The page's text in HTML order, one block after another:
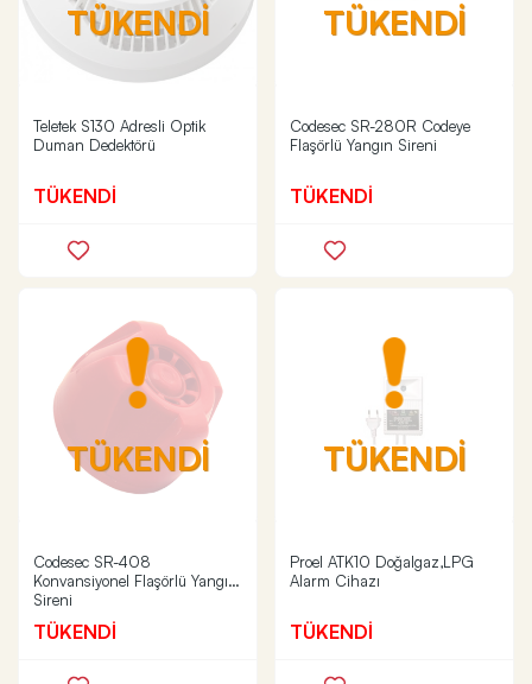
TÜKENDİ
Teletek S130 Adresli Optik
Duman Dedektörü
TÜKENDİ
TÜKENDİ
Codesec SR-280R Codeye
Flaşörlü Yangın Sireni
TÜKENDİ
TÜKENDİ
Codesec SR-408
Konvansiyonel Flaşörlü Yangın
Sireni
TÜKENDİ
TÜKENDİ
Proel ATK10 Doğalgaz,LPG
Alarm Cihazı
TÜKENDİ